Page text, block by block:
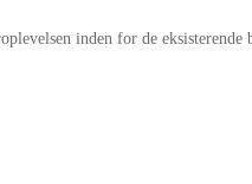
inden for de eksisterende